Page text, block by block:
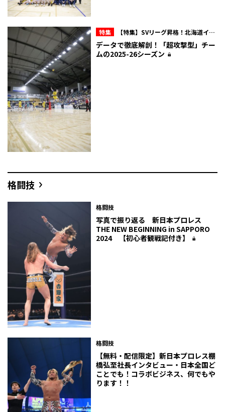
特集
【特集】SVリーグ昇格！北海道イエ
ロースターズ“奇数の壁”を飛び越えて
データで徹底解剖！「超攻撃型」チー
ムの2025-26シーズン
格闘技
格闘技
写真で振り返る 新日本プロレス
THE NEW BEGINNING in SAPPORO
2024 【初心者観戦記付き】
格闘技
【無料・配信限定】新日本プロレス棚
橋弘至社長インタビュー・日本全国ど
ことでも！コラボビジネス、何でもや
ります！！